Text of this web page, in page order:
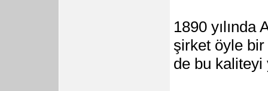
1890
şirket öyle
de bu kaliteyi